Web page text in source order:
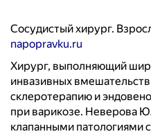
Сосудистый хирург.
napopravku.ru
Хирург, выполняющий
инвазивных
склеротерапию и
при варикозе. Неверова
клапанными патологиями